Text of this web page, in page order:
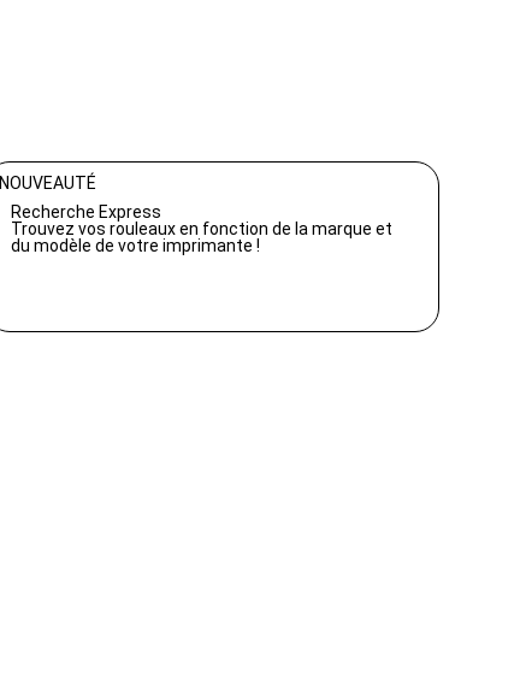
NOUVEAUTÉ
Recherche Express
Trouvez vos rouleaux en fonction de la marque et
du modèle de votre imprimante !